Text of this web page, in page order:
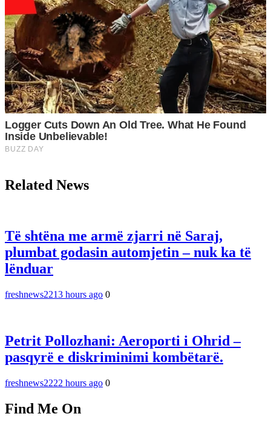
Related News
Të shtëna me armë zjarri në Saraj,
plumbat godasin automjetin – nuk ka të
lënduar
freshnews2213 hours ago 0
Petrit Pollozhani: Aeroporti i Ohrid –
pasqyrë e diskriminimi kombëtarë.
freshnews2222 hours ago 0
Find Me On